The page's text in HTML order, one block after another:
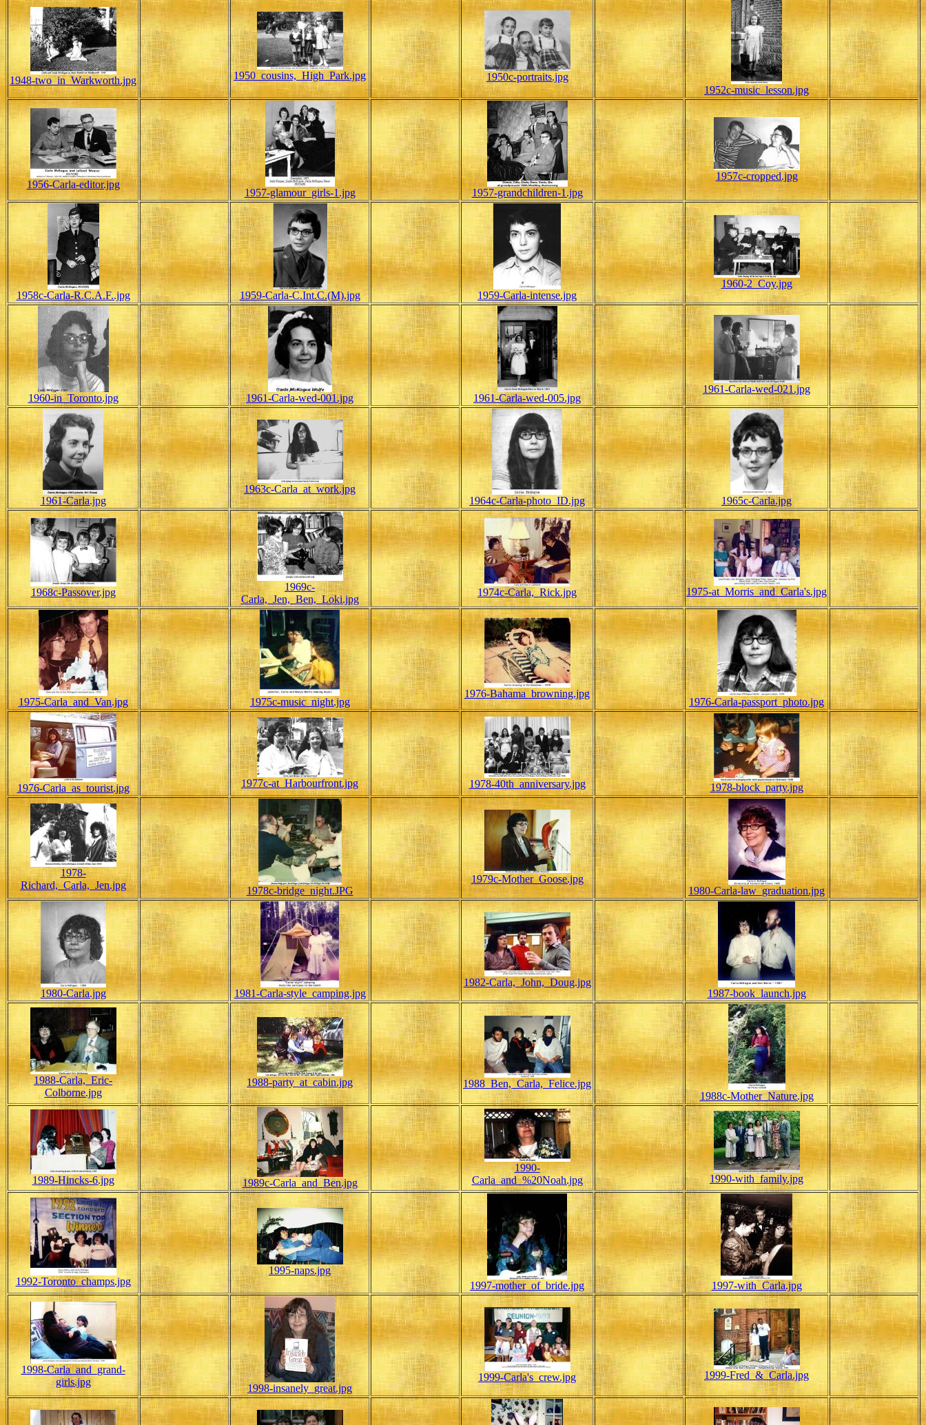
1948-two_in_Warkworth.jpg 1950_cousins,_High_Park.jpg
1950c-portraits.jpg
1952c-music_lesson.jpg
1956-Carla-editor.jpg
1957-glamour_girls-1.jpg 1957-grandchildren-1.jpg
1957c-cropped.jpg
1958c-Carla-R.C.A.F..jpg 1959-Carla-C.Int.C.(M).jpg 1959-Carla-intense.jpg
1960-2_Coy.jpg
1960-in_Toronto.jpg 1961-Carla-wed-001.jpg 1961-Carla-wed-005.jpg
1961-Carla-wed-021.jpg
1961-Carla.jpg
1963c-Carla_at_work.jpg
1964c-Carla-photo_ID.jpg
1965c-Carla.jpg
1968c-Passover.jpg
1969c-
Carla,_Jen,_Ben,_Loki.jpg
1974c-Carla,_Rick.jpg 1975-at_Morris_and_Carla's.jpg
1975-Carla_and_Van.jpg 1975c-music_night.jpg
1976-Bahama_browning.jpg
1976-Carla-passport_photo.jpg
1976-Carla_as_tourist.jpg 1977c-at_Harbourfront.jpg 1978-40th_anniversary.jpg 1978-block_party.jpg
1978-
Richard,_Carla,_Jen.jpg
1978c-bridge_night.JPG
1979c-Mother_Goose.jpg
1980-Carla-law_graduation.jpg
1980-Carla.jpg 1981-Carla-style_camping.jpg
1982-Carla,_John,_Doug.jpg
1987-book_launch.jpg
1988-Carla,_Eric-
Colborne.jpg
1988-party_at_cabin.jpg
1988_Ben,_Carla,_Felice.jpg
1988c-Mother_Nature.jpg
1989-Hincks-6.jpg 1989c-Carla_and_Ben.jpg
1990-
Carla_and_%20Noah.jpg
1990-with_family.jpg
1992-Toronto_champs.jpg
1995-naps.jpg
1997-mother_of_bride.jpg
1997-with_Carla.jpg
1998-Carla_and_grand-
girls.jpg
1998-insanely_great.jpg
1999-Carla's_crew.jpg 1999-Fred_&_Carla.jpg